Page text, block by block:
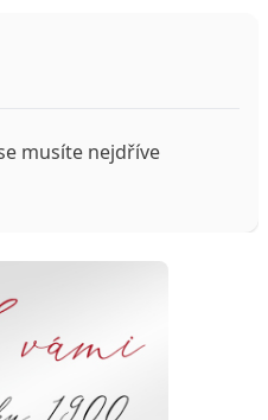
musíte nejdříve